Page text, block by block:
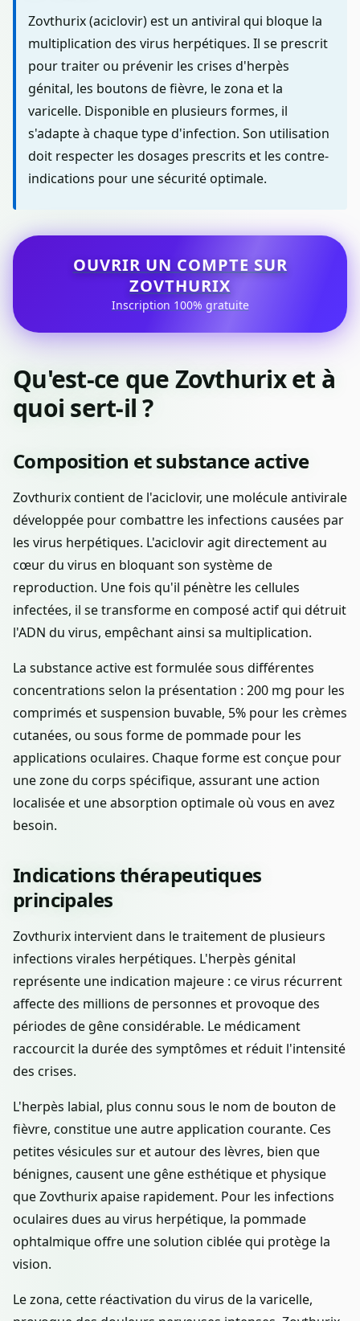
Zovthurix (aciclovir) est un antiviral qui bloque la
multiplication des virus herpétiques. Il se prescrit
pour traiter ou prévenir les crises d'herpès
génital, les boutons de fièvre, le zona et la
varicelle. Disponible en plusieurs formes, il
s'adapte à chaque type d'infection. Son utilisation
doit respecter les dosages prescrits et les contre-
indications pour une sécurité optimale.
OUVRIR UN COMPTE SUR
ZOVTHURIX
Inscription 100% gratuite
Qu'est-ce que Zovthurix et à
quoi sert-il ?
Composition et substance active
Zovthurix contient de l'aciclovir, une molécule antivirale
développée pour combattre les infections causées par
les virus herpétiques. L'aciclovir agit directement au
cœur du virus en bloquant son système de
reproduction. Une fois qu'il pénètre les cellules
infectées, il se transforme en composé actif qui détruit
l'ADN du virus, empêchant ainsi sa multiplication.
La substance active est formulée sous différentes
concentrations selon la présentation : 200 mg pour les
comprimés et suspension buvable, 5% pour les crèmes
cutanées, ou sous forme de pommade pour les
applications oculaires. Chaque forme est conçue pour
une zone du corps spécifique, assurant une action
localisée et une absorption optimale où vous en avez
besoin.
Indications thérapeutiques
principales
Zovthurix intervient dans le traitement de plusieurs
infections virales herpétiques. L'herpès génital
représente une indication majeure : ce virus récurrent
affecte des millions de personnes et provoque des
périodes de gêne considérable. Le médicament
raccourcit la durée des symptômes et réduit l'intensité
des crises.
L'herpès labial, plus connu sous le nom de bouton de
fièvre, constitue une autre application courante. Ces
petites vésicules sur et autour des lèvres, bien que
bénignes, causent une gêne esthétique et physique
que Zovthurix apaise rapidement. Pour les infections
oculaires dues au virus herpétique, la pommade
ophtalmique offre une solution ciblée qui protège la
vision.
Le zona, cette réactivation du virus de la varicelle,